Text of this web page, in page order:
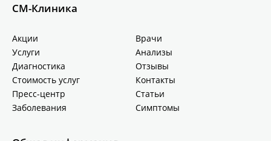
СМ-Клиника
Акции
Врачи
Услуги
Анализы
Диагностика
Отзывы
Стоимость услуг
Контакты
Пресс-центр
Статьи
Заболевания
Симптомы